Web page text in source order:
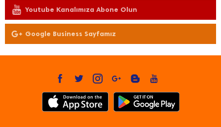
Youtube Kanalımıza Abone Olun
Google Business Sayfamız